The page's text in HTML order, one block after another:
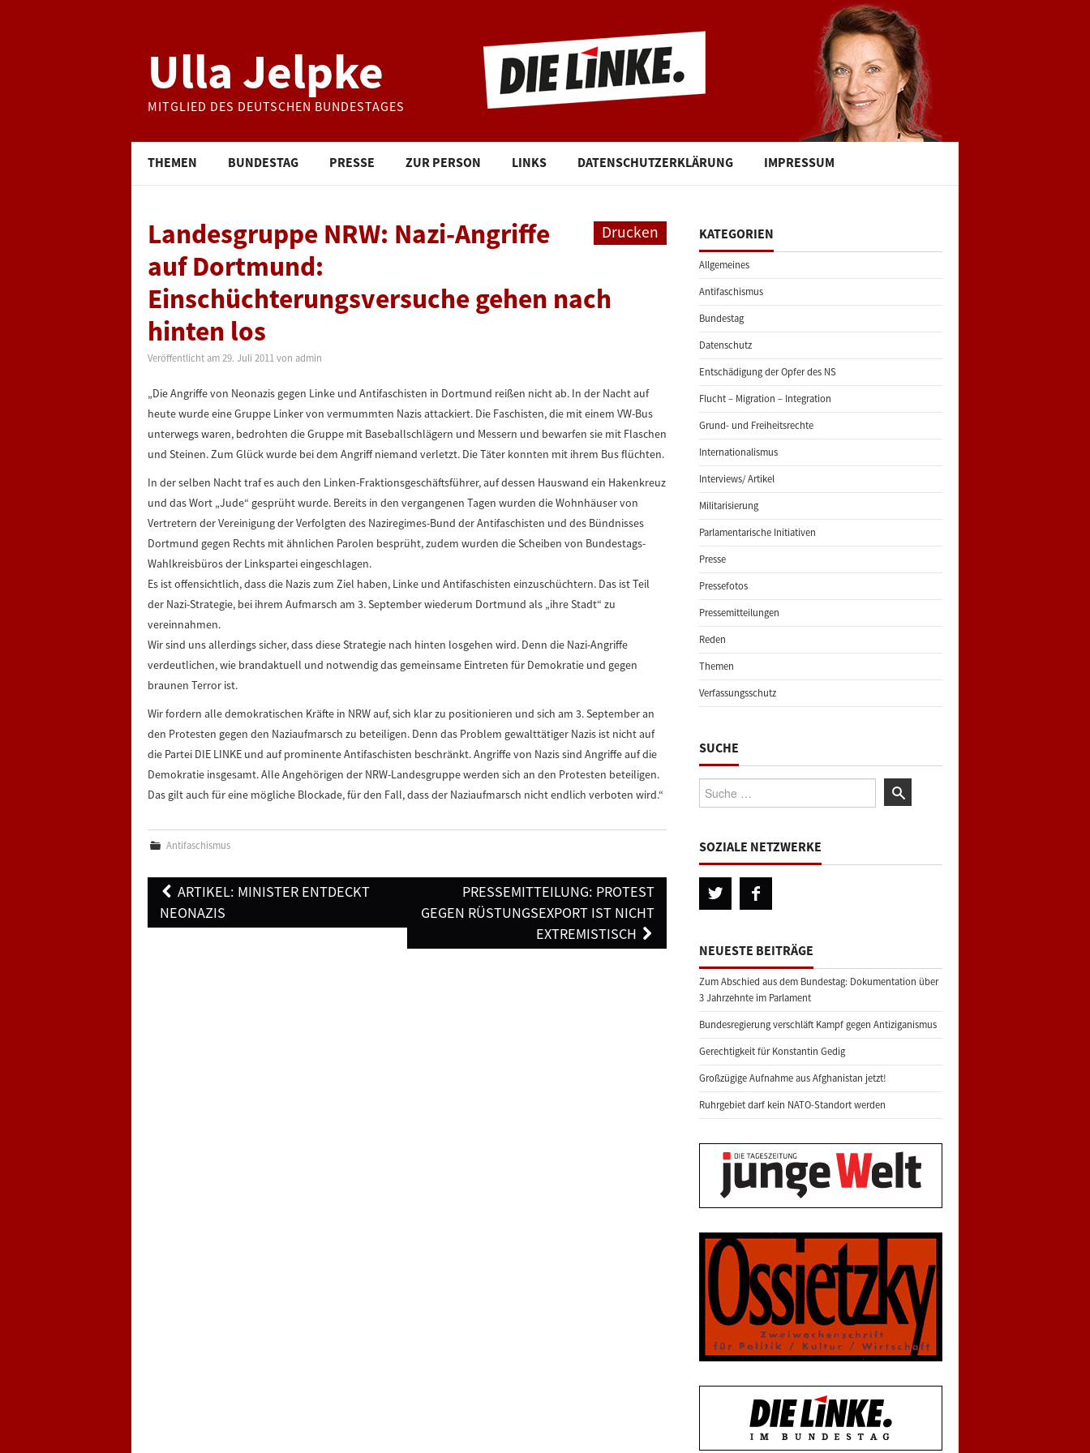
Ulla Jelpke
MITGLIED DES DEUTSCHEN BUNDESTAGES
THEMEN BUNDESTAG PRESSE ZUR PERSON LINKS DATENSCHUTZERKLÄRUNG IMPRESSUM
Drucken
Landesgruppe NRW: Nazi-Angriffe
auf Dortmund:
Einschüchterungsversuche gehen nach
hinten los
Veröffentlicht am 29. Juli 2011 von admin
„Die Angriffe von Neonazis gegen Linke und Antifaschisten in Dortmund reißen nicht ab. In der Nacht auf
heute wurde eine Gruppe Linker von vermummten Nazis attackiert. Die Faschisten, die mit einem VW-Bus
unterwegs waren, bedrohten die Gruppe mit Baseballschlägern und Messern und bewarfen sie mit Flaschen
und Steinen. Zum Glück wurde bei dem Angriff niemand verletzt. Die Täter konnten mit ihrem Bus flüchten.
In der selben Nacht traf es auch den Linken-Fraktionsgeschäftsführer, auf dessen Hauswand ein Hakenkreuz
und das Wort „Jude“ gesprüht wurde. Bereits in den vergangenen Tagen wurden die Wohnhäuser von
Vertretern der Vereinigung der Verfolgten des Naziregimes-Bund der Antifaschisten und des Bündnisses
Dortmund gegen Rechts mit ähnlichen Parolen besprüht, zudem wurden die Scheiben von Bundestags-
Wahlkreisbüros der Linkspartei eingeschlagen.
Es ist offensichtlich, dass die Nazis zum Ziel haben, Linke und Antifaschisten einzuschüchtern. Das ist Teil
der Nazi-Strategie, bei ihrem Aufmarsch am 3. September wiederum Dortmund als „ihre Stadt“ zu
vereinnahmen.
Wir sind uns allerdings sicher, dass diese Strategie nach hinten losgehen wird. Denn die Nazi-Angriffe
verdeutlichen, wie brandaktuell und notwendig das gemeinsame Eintreten für Demokratie und gegen
braunen Terror ist.
Wir fordern alle demokratischen Kräfte in NRW auf, sich klar zu positionieren und sich am 3. September an
den Protesten gegen den Naziaufmarsch zu beteiligen. Denn das Problem gewalttätiger Nazis ist nicht auf
die Partei DIE LINKE und auf prominente Antifaschisten beschränkt. Angriffe von Nazis sind Angriffe auf die
Demokratie insgesamt. Alle Angehörigen der NRW-Landesgruppe werden sich an den Protesten beteiligen.
Das gilt auch für eine mögliche Blockade, für den Fall, dass der Naziaufmarsch nicht endlich verboten wird.“
Antifaschismus
Post
navigation
ARTIKEL: MINISTER ENTDECKT
NEONAZIS
PRESSEMITTEILUNG: PROTEST
GEGEN RÜSTUNGSEXPORT IST NICHT
EXTREMISTISCH
KATEGORIEN
Allgemeines
Antifaschismus
Bundestag
Datenschutz
Entschädigung der Opfer des NS
Flucht – Migration – Integration
Grund- und Freiheitsrechte
Internationalismus
Interviews/ Artikel
Militarisierung
Parlamentarische Initiativen
Presse
Pressefotos
Pressemitteilungen
Reden
Themen
Verfassungsschutz
SUCHE
Suche:
SOZIALE NETZWERKE
NEUESTE BEITRÄGE
Zum Abschied aus dem Bundestag: Dokumentation über
3 Jahrzehnte im Parlament
Bundesregierung verschläft Kampf gegen Antiziganismus
Gerechtigkeit für Konstantin Gedig
Großzügige Aufnahme aus Afghanistan jetzt!
Ruhrgebiet darf kein NATO-Standort werden